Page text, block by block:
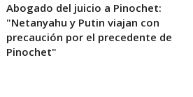
Abogado del juicio a Pinochet:
"Netanyahu y Putin viajan con
precaución por el precedente de
Pinochet"